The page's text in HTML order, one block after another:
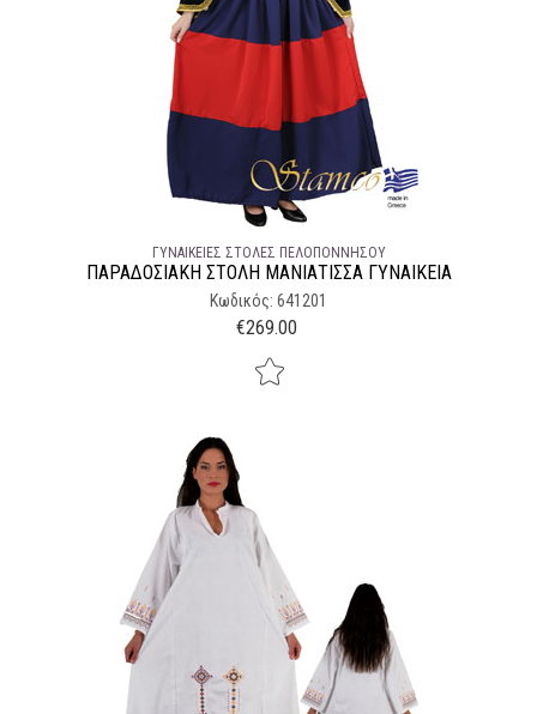
ΓΥΝΑΙΚΕΊΕΣ ΣΤΟΛΈΣ ΠΕΛΟΠΌΝΝΗΣΟΥ
ΠΑΡΑΔΟΣΙΑΚΉ ΣΤΟΛΉ ΜΑΝΙΑΤΙΣΣΑ ΓΥΝΑΙΚΕΙΑ
Κωδικός: 641201
€269.00